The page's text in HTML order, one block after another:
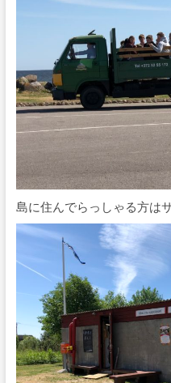
島に住んでらっしゃる方は